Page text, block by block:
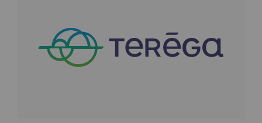
Limitation des émissions atmosphériques
Gestion de l'énergie